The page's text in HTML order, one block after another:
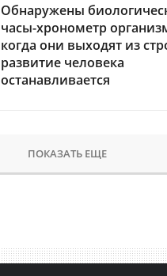
Обнаружены
часы-хронометр
когда они выходят из
развитие человека
останавливается
ПОКАЗАТЬ ЕЩЕ